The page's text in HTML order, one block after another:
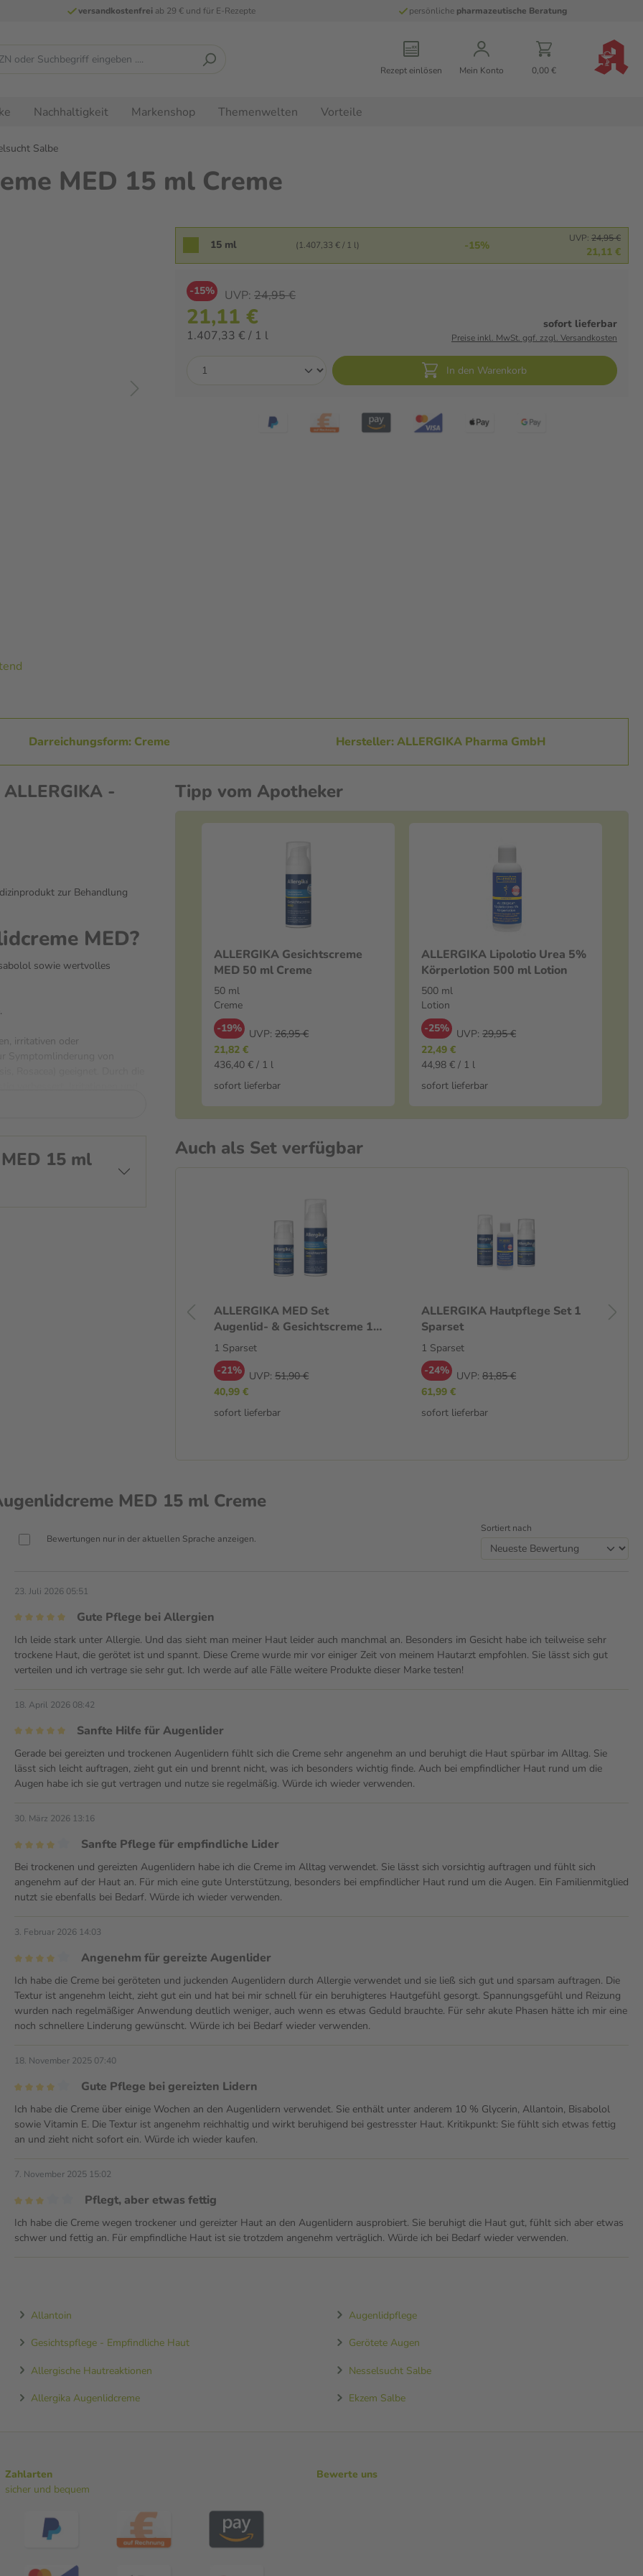
versandkostenfreiab 29 € und für E-Rezepte persönliche pharmazeutische Beratung
Rezept einlösen Mein Konto 0,00 €
Nachhaltigkeit Markenshop Themenwelten Vorteile
Salbe
MED 15 ml Creme
15 ml (1.407,33 € / 1 l) -15%
UVP: 24,95 €
21,11 €
-15% UVP: 24,95 €
21,11 €
1.407,33 € / 1 l
sofort lieferbar
Preise inkl. MwSt. ggf. zzgl. Versandkosten
In den Warenkorb
Darreichungsform: Creme Hersteller: ALLERGIKA Pharma GmbH
-
zur Behandlung
MED?
sowie wertvolles
irritativen oder
Basistherapie allein oder in
dass es Lanolin
15 ml
Tipp vom Apotheker
ALLERGIKA Gesichtscreme
MED 50 ml Creme
50 ml
Creme
-19% UVP: 26,95 €
21,82 €
436,40 € / 1 l
sofort lieferbar
ALLERGIKA Lipolotio Urea 5%
Körperlotion 500 ml Lotion
500 ml
Lotion
-25% UVP: 29,95 €
22,49 €
44,98 € / 1 l
sofort lieferbar
Auch als Set verfügbar
ALLERGIKA MED Set
Augenlid- & Gesichtscreme 1
Sparset
1 Sparset
-21% UVP: 51,90 €
40,99 €
sofort lieferbar
ALLERGIKA Hautpflege Set 1
Sparset
1 Sparset
-24% UVP: 81,85 €
61,99 €
sofort lieferbar
MED 15 ml Creme
Bewertungen nur in der aktuellen Sprache anzeigen.
Sortiert nach
23. Juli 2026 05:51
Gute Pflege bei Allergien
Ich leide stark unter Allergie. Und das sieht man meiner Haut leider auch manchmal an. Besonders im Gesicht habe ich teilweise sehr
trockene Haut, die gerötet ist und spannt. Diese Creme wurde mir vor einiger Zeit von meinem Hautarzt empfohlen. Sie lässt sich gut
verteilen und ich vertrage sie sehr gut. Ich werde auf alle Fälle weitere Produkte dieser Marke testen!
18. April 2026 08:42
Sanfte Hilfe für Augenlider
Gerade bei gereizten und trockenen Augenlidern fühlt sich die Creme sehr angenehm an und beruhigt die Haut spürbar im Alltag. Sie
lässt sich leicht auftragen, zieht gut ein und brennt nicht, was ich besonders wichtig finde. Auch bei empfindlicher Haut rund um die
Augen habe ich sie gut vertragen und nutze sie regelmäßig. Würde ich wieder verwenden.
30. März 2026 13:16
Sanfte Pflege für empfindliche Lider
Bei trockenen und gereizten Augenlidern habe ich die Creme im Alltag verwendet. Sie lässt sich vorsichtig auftragen und fühlt sich
angenehm auf der Haut an. Für mich eine gute Unterstützung, besonders bei empfindlicher Haut rund um die Augen. Ein Familienmitglied
nutzt sie ebenfalls bei Bedarf. Würde ich wieder verwenden.
3. Februar 2026 14:03
Angenehm für gereizte Augenlider
Ich habe die Creme bei geröteten und juckenden Augenlidern durch Allergie verwendet und sie ließ sich gut und sparsam auftragen. Die
Textur ist angenehm leicht, zieht gut ein und hat bei mir schnell für ein beruhigteres Hautgefühl gesorgt. Spannungsgefühl und Reizung
wurden nach regelmäßiger Anwendung deutlich weniger, auch wenn es etwas Geduld brauchte. Für sehr akute Phasen hätte ich mir eine
noch schnellere Linderung gewünscht. Würde ich bei Bedarf wieder verwenden.
18. November 2025 07:40
Gute Pflege bei gereizten Lidern
Ich habe die Creme über einige Wochen an den Augenlidern verwendet. Sie enthält unter anderem 10 % Glycerin, Allantoin, Bisabolol
sowie Vitamin E. Die Textur ist angenehm reichhaltig und wirkt beruhigend bei gestresster Haut. Kritikpunkt: Sie fühlt sich etwas fettig
an und zieht nicht sofort ein. Würde ich wieder kaufen.
7. November 2025 15:02
Pflegt, aber etwas fettig
Ich habe die Creme wegen trockener und gereizter Haut an den Augenlidern ausprobiert. Sie beruhigt die Haut gut, fühlt sich aber etwas
schwer und fettig an. Für empfindliche Haut ist sie trotzdem angenehm verträglich. Würde ich bei Bedarf wieder verwenden.
Allantoin Augenlidpflege
Gesichtspflege - Empfindliche Haut Gerötete Augen
Allergische Hautreaktionen Nesselsucht Salbe
Allergika Augenlidcreme Ekzem Salbe
Zahlarten
sicher und bequem
Bewerte uns